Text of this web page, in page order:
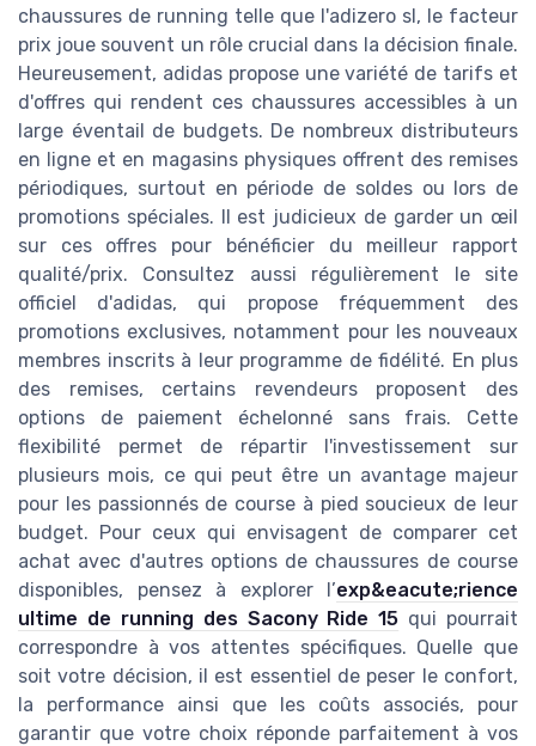
chaussures de running telle que l'adizero sl, le facteur
prix joue souvent un rôle crucial dans la décision finale.
Heureusement, adidas propose une variété de tarifs et
d'offres qui rendent ces chaussures accessibles à un
large éventail de budgets. De nombreux distributeurs
en ligne et en magasins physiques offrent des remises
périodiques, surtout en période de soldes ou lors de
promotions spéciales. Il est judicieux de garder un œil
sur ces offres pour bénéficier du meilleur rapport
qualité/prix. Consultez aussi régulièrement le site
officiel d'adidas, qui propose fréquemment des
promotions exclusives, notamment pour les nouveaux
membres inscrits à leur programme de fidélité. En plus
des remises, certains revendeurs proposent des
options de paiement échelonné sans frais. Cette
flexibilité permet de répartir l'investissement sur
plusieurs mois, ce qui peut être un avantage majeur
pour les passionnés de course à pied soucieux de leur
budget. Pour ceux qui envisagent de comparer cet
achat avec d'autres options de chaussures de course
disponibles, pensez à explorer l’exp&eacute;rience
ultime de running des Sacony Ride 15 qui pourrait
correspondre à vos attentes spécifiques. Quelle que
soit votre décision, il est essentiel de peser le confort,
la performance ainsi que les coûts associés, pour
garantir que votre choix réponde parfaitement à vos